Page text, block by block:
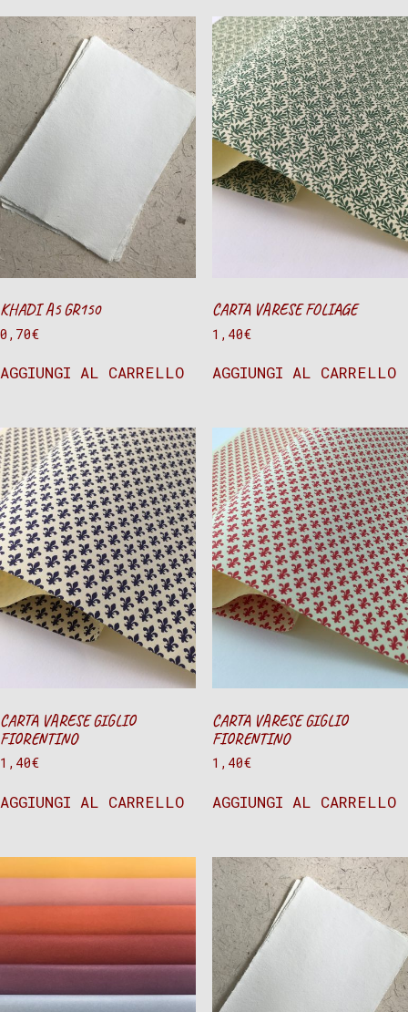
KHADI A5 GR150
0,70€
AGGIUNGI AL CARRELLO
CARTA VARESE FOLIAGE
1,40€
AGGIUNGI AL CARRELLO
CARTA VARESE GIGLIO
FIORENTINO
1,40€
AGGIUNGI AL CARRELLO
CARTA VARESE GIGLIO
FIORENTINO
1,40€
AGGIUNGI AL CARRELLO